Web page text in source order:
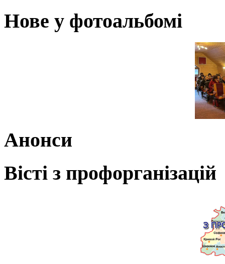
Нове у фотоальбомі
Анонси
Вісті з профорганізацій